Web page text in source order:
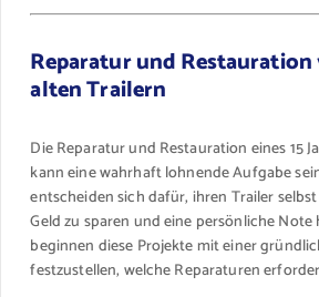
Reparatur und Restauration
alten Trailern
Die Reparatur und Restauration eines 15
kann eine wahrhaft lohnende Aufgabe
entscheiden sich dafür, ihren Trailer
Geld zu sparen und eine persönliche
beginnen diese Projekte mit einer
festzustellen, welche Reparaturen